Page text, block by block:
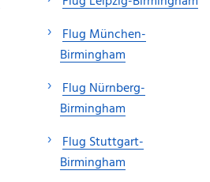
Flug München-
Birmingham
Flug Nürnberg-
Birmingham
Flug Stuttgart-
Birmingham